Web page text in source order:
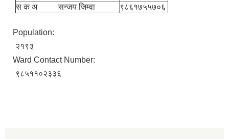
स क अ
सन्जय जिम्वा ९८६१७५५७०६
Population:
२१९३
Ward Contact Number:
९८५११०२३३६